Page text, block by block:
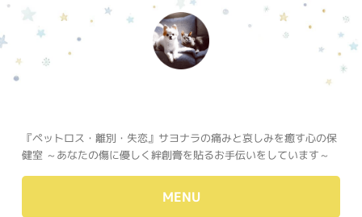
『ペットロス・離別・失恋』サヨナラの痛みと哀しみを癒す心の保
健室 ～あなたの傷に優しく絆創膏を貼るお手伝いをしています～
MENU